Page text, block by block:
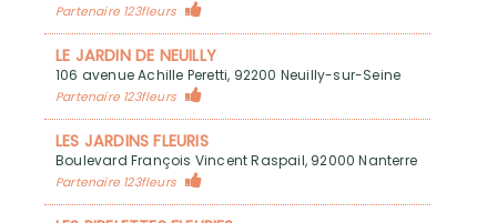
Partenaire 123fleurs
LE JARDIN DE NEUILLY
106 avenue Achille Peretti, 92200 Neuilly-sur-Seine
Partenaire 123fleurs
LES JARDINS FLEURIS
Boulevard François Vincent Raspail, 92000 Nanterre
Partenaire 123fleurs